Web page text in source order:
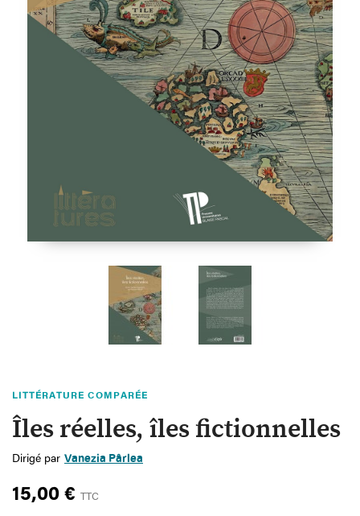
LITTÉRATURE COMPARÉE
Îles réelles, îles fictionnelles
Dirigé par Vanezia Pârlea
15,00 € TTC